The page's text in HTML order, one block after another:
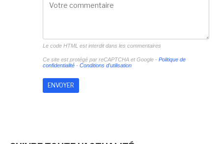
Le code HTML est interdit dans les commentaires
Ce site est protégé par reCAPTCHA et Google - Politique de
confidentialité- Conditions d'utilisation